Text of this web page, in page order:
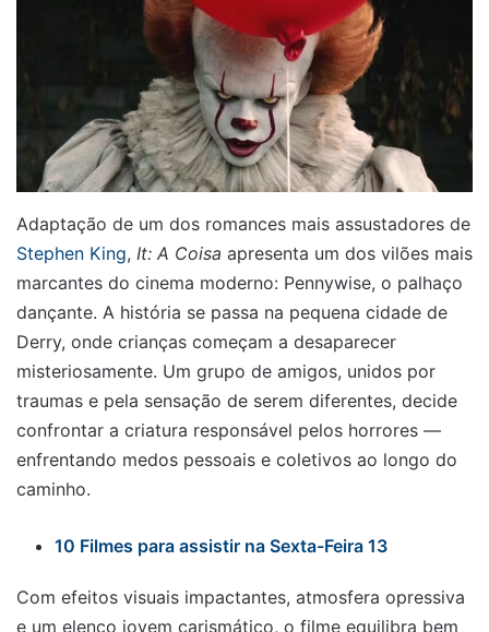
Adaptação de um dos romances mais assustadores de
Stephen King, It: A Coisa apresenta um dos vilões mais
marcantes do cinema moderno: Pennywise, o palhaço
dançante. A história se passa na pequena cidade de
Derry, onde crianças começam a desaparecer
misteriosamente. Um grupo de amigos, unidos por
traumas e pela sensação de serem diferentes, decide
confrontar a criatura responsável pelos horrores —
enfrentando medos pessoais e coletivos ao longo do
caminho.
10 Filmes para assistir na Sexta-Feira 13
Com efeitos visuais impactantes, atmosfera opressiva
e um elenco jovem carismático, o filme equilibra bem